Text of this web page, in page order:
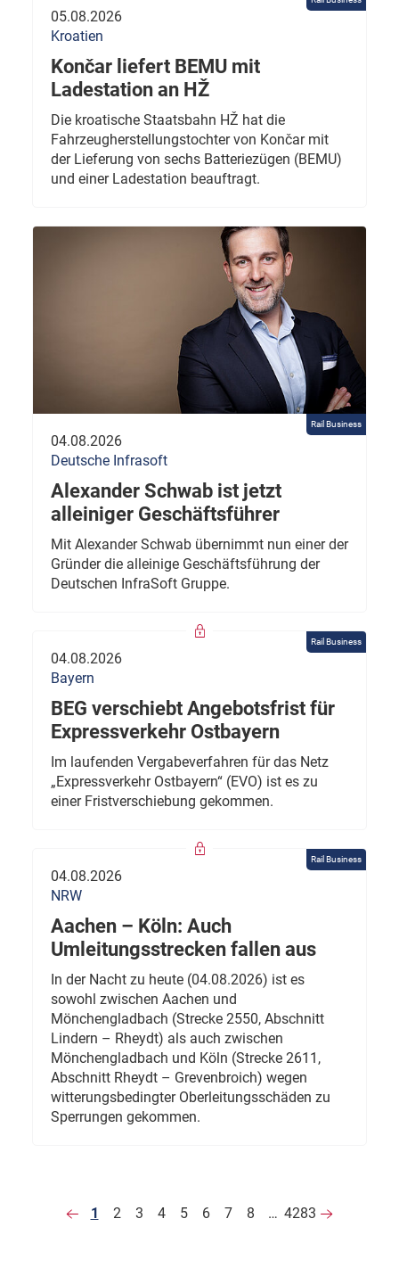
05.08.2026
Kroatien
Končar liefert BEMU mit
Ladestation an HŽ
Die kroatische Staatsbahn HŽ hat die
Fahrzeugherstellungstochter von Končar mit
der Lieferung von sechs Batteriezügen (BEMU)
und einer Ladestation beauftragt.
Rail Business
04.08.2026
Deutsche Infrasoft
Alexander Schwab ist jetzt
alleiniger Geschäftsführer
Mit Alexander Schwab übernimmt nun einer der
Gründer die alleinige Geschäftsführung der
Deutschen InfraSoft Gruppe.
Rail Business
04.08.2026
Bayern
BEG verschiebt Angebotsfrist für
Expressverkehr Ostbayern
Im laufenden Vergabeverfahren für das Netz
„Expressverkehr Ostbayern“ (EVO) ist es zu
einer Fristverschiebung gekommen.
Rail Business
04.08.2026
NRW
Aachen – Köln: Auch
Umleitungsstrecken fallen aus
In der Nacht zu heute (04.08.2026) ist es
sowohl zwischen Aachen und
Mönchengladbach (Strecke 2550, Abschnitt
Lindern – Rheydt) als auch zwischen
Mönchengladbach und Köln (Strecke 2611,
Abschnitt Rheydt – Grevenbroich) wegen
witterungsbedingter Oberleitungsschäden zu
Sperrungen gekommen.
1 2 3 4 5 6 7 8 … 4283